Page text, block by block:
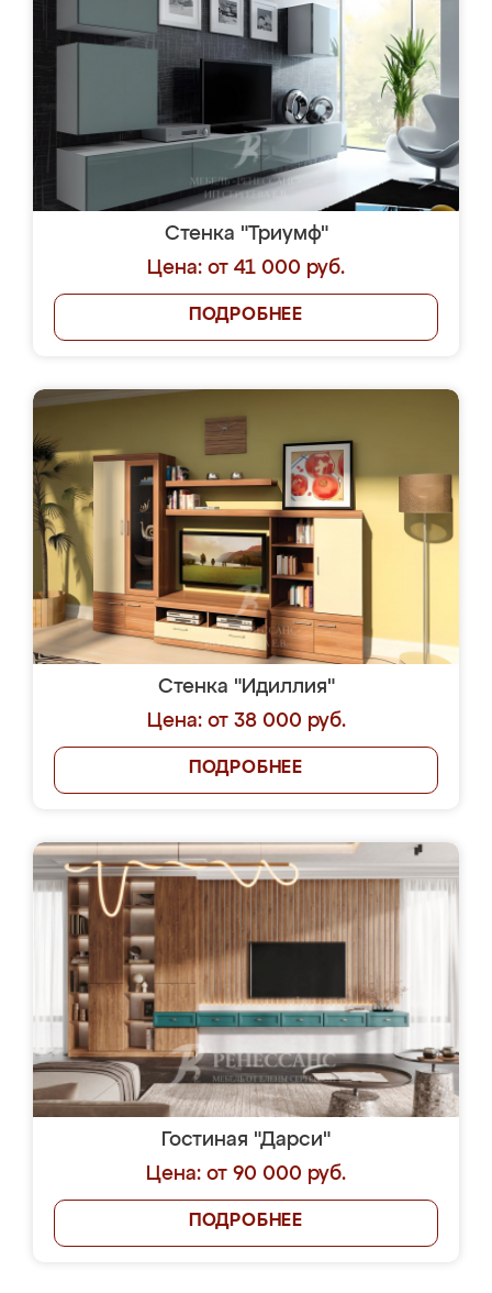
Стенка "Триумф"
Цена: от 41 000 руб.
ПОДРОБНЕЕ
Стенка "Идиллия"
Цена: от 38 000 руб.
ПОДРОБНЕЕ
Гостиная "Дарси"
Цена: от 90 000 руб.
ПОДРОБНЕЕ